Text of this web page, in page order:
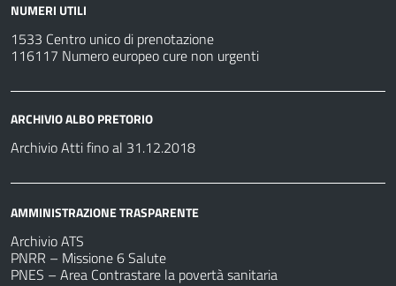
NUMERI UTILI
1533 Centro unico di prenotazione
116117 Numero europeo cure non urgenti
ARCHIVIO ALBO PRETORIO
Archivio Atti fino al 31.12.2018
AMMINISTRAZIONE TRASPARENTE
Archivio ATS
PNRR – Missione 6 Salute
PNES – Area Contrastare la povertà sanitaria